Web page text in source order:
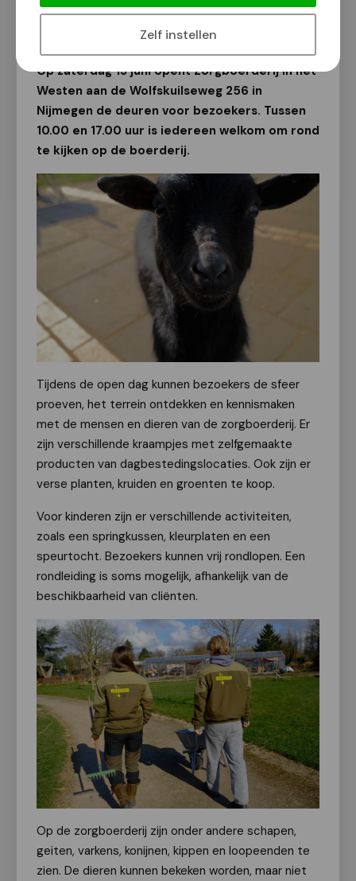
Zelf instellen
Van onze redactie
Op zaterdag 13 juni opent Zorgboerderij In het
Westen aan de Wolfskuilseweg 256 in
Nijmegen de deuren voor bezoekers. Tussen
10.00 en 17.00 uur is iedereen welkom om rond
te kijken op de boerderij.
Tijdens de open dag kunnen bezoekers de sfeer
proeven, het terrein ontdekken en kennismaken
met de mensen en dieren van de zorgboerderij. Er
zijn verschillende kraampjes met zelfgemaakte
producten van dagbestedingslocaties. Ook zijn er
verse planten, kruiden en groenten te koop.
Voor kinderen zijn er verschillende activiteiten,
zoals een springkussen, kleurplaten en een
speurtocht. Bezoekers kunnen vrij rondlopen. Een
rondleiding is soms mogelijk, afhankelijk van de
beschikbaarheid van cliënten.
Op de zorgboerderij zijn onder andere schapen,
geiten, varkens, konijnen, kippen en loopeenden te
zien. De dieren kunnen bekeken worden, maar niet